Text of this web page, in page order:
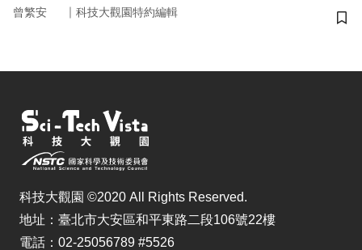
曾繁安 ｜ 科技大觀園特約編輯
儲
科技大觀園 ©2020 All Rights Reserved.
地址：臺北市大安區和平東路二段106號22樓
電話：02-25056789 #5526